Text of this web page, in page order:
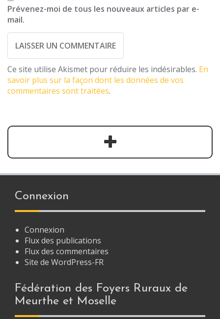
Prévenez-moi de tous les nouveaux articles par e-
mail.
Ce site utilise Akismet pour réduire les indésirables. En
savoir plus sur la façon dont les données de vos
commentaires sont traitées.
Connexion
Connexion
Flux des publications
Flux des commentaires
Site de WordPress-FR
Fédération des Foyers Ruraux de
Meurthe et Moselle